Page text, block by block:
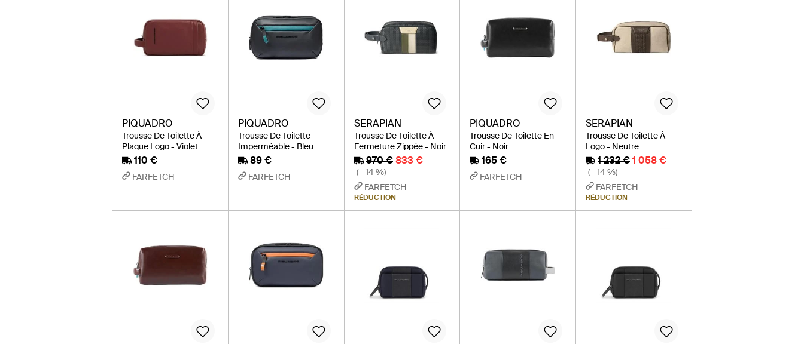
PIQUADRO
Trousse De Toilette À
Plaque Logo - Violet
110 €
FARFETCH
PIQUADRO
Trousse De Toilette
Imperméable - Bleu
89 €
FARFETCH
SERAPIAN
Trousse De Toilette À
Fermeture Zippée - Noir
970 € 833 €
(− 14 %)
FARFETCH
RÉDUCTION
PIQUADRO
Trousse De Toilette En
Cuir - Noir
165 €
FARFETCH
SERAPIAN
Trousse De Toilette À
Logo - Neutre
1 232 €1 058 €
(− 14 %)
FARFETCH
RÉDUCTION